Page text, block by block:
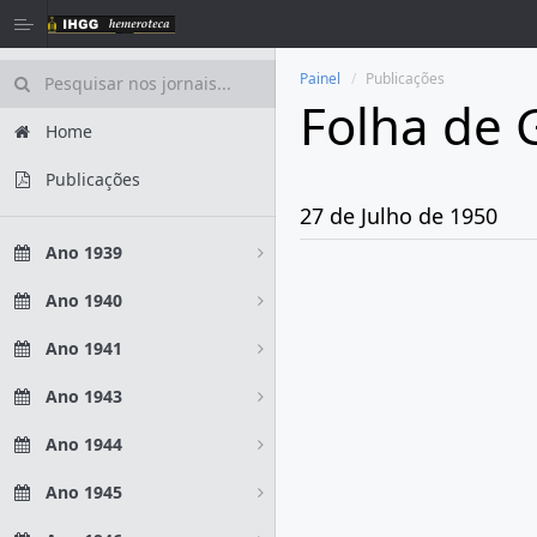
Home
Publicações
Ano 1939
Ano 1940
Ano 1941
Ano 1943
Ano 1944
Ano 1945
Painel Publicações
Folha de
27 de Julho de 1950